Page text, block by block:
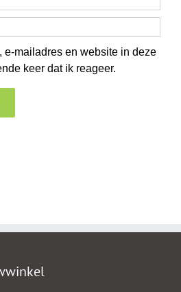
e-mailadres en website in deze
keer dat ik reageer.